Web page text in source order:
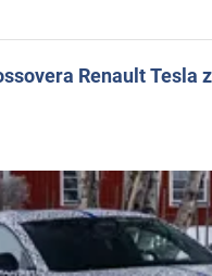
Renault Tesla